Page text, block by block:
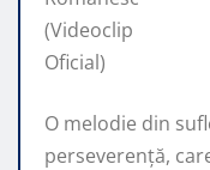
(Videoclip
Oficial)
O melodie din
perseverență,